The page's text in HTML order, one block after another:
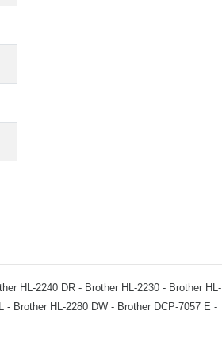
HL-2240 DR - Brother HL-2230 - Brother HL-
- Brother HL-2280 DW - Brother DCP-7057 E -